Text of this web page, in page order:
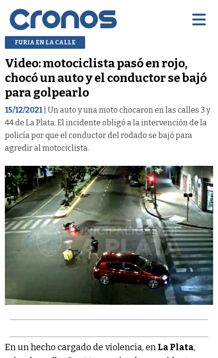
FURIA EN LA CALLE
Video: motociclista pasó en rojo,
chocó un auto y el conductor se bajó
para golpearlo
15/12/2021 | Un auto y una moto chocaron en las calles 3 y
44 de La Plata. El incidente obligó a la intervención de la
policía por que el conductor del rodado se bajó para
agredir al motociclista.
En un hecho cargado de violencia, en La Plata,